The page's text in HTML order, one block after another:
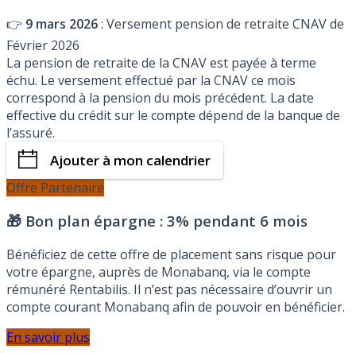
👉 9 mars 2026: Versement pension de retraite CNAV de
Février 2026
La pension de retraite de la CNAV est payée à terme
échu. Le versement effectué par la CNAV ce mois
correspond à la pension du mois précédent. La date
effective du crédit sur le compte dépend de la banque de
l’assuré.
Ajouter à mon calendrier
Offre Partenaire
🎁 Bon plan épargne : 3% pendant 6 mois
Bénéficiez de cette offre de placement sans risque pour
votre épargne, auprès de Monabanq, via le compte
rémunéré Rentabilis. Il n’est pas nécessaire d’ouvrir un
compte courant Monabanq afin de pouvoir en bénéficier.
En savoir plus